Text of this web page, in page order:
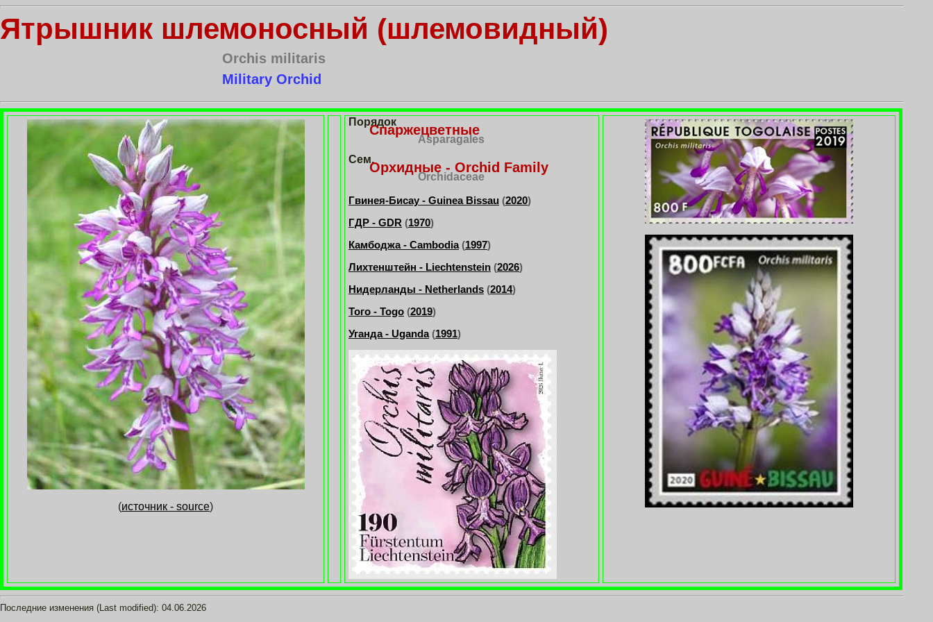
Ятрышник шлемоносный (шлемовидный)
Orchis militaris
Military Orchid
(источник - source)
Порядок
Спаржецветные
Asparagales
Сем.
Орхидные - Orchid Family
Orchidaceae
Гвинея-Бисау - Guinea Bissau (2020)
ГДР - GDR (1970)
Камбоджа - Cambodia(1997)
Лихтенштейн - Liechtenstein (2026)
Нидерланды - Netherlands (2014)
Того - Togo (2019)
Уганда - Uganda(1991)
Последние изменения (Last modified): 04.06.2026